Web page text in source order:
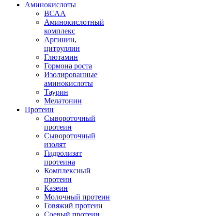
Аминокислоты
ВСАА
Аминокислотный
комплекс
Аргинин,
цитруллин
Глютамин
Гормона роста
Изолированные
аминокислоты
Таурин
Мелатонин
Протеин
Сывороточный
протеин
Сывороточный
изолят
Гидролизат
протеина
Комплексный
протеин
Казеин
Молочный протеин
Говяжий протеин
Соевый протеин